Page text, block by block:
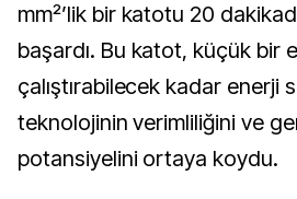
mm²’lik bir katotu 20
başardı. Bu katot, küçük bir
çalıştırabilecek kadar enerji
teknolojinin verimliliğini ve
potansiyelini ortaya koydu.